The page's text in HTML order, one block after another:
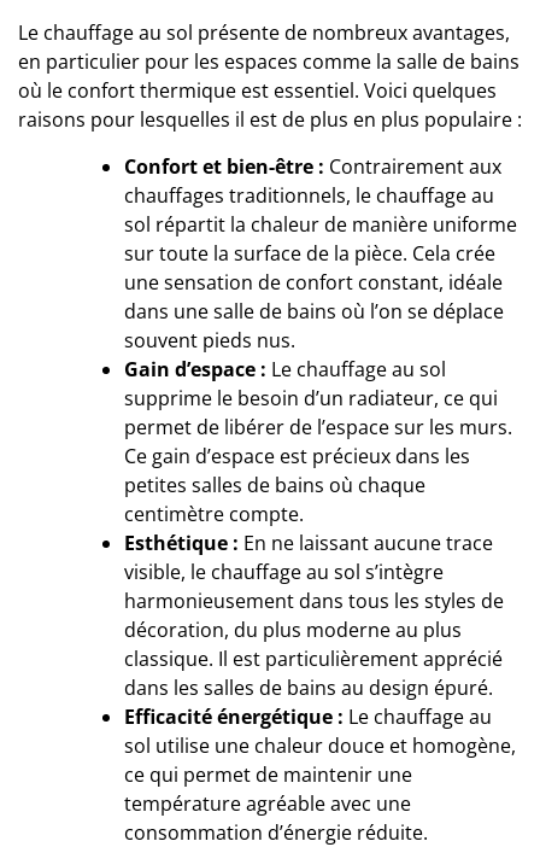
Le chauffage au sol présente de nombreux avantages,
en particulier pour les espaces comme la salle de bains
où le confort thermique est essentiel. Voici quelques
raisons pour lesquelles il est de plus en plus populaire :
Confort et bien-être : Contrairement aux
chauffages traditionnels, le chauffage au
sol répartit la chaleur de manière uniforme
sur toute la surface de la pièce. Cela crée
une sensation de confort constant, idéale
dans une salle de bains où l’on se déplace
souvent pieds nus.
Gain d’espace : Le chauffage au sol
supprime le besoin d’un radiateur, ce qui
permet de libérer de l’espace sur les murs.
Ce gain d’espace est précieux dans les
petites salles de bains où chaque
centimètre compte.
Esthétique : En ne laissant aucune trace
visible, le chauffage au sol s’intègre
harmonieusement dans tous les styles de
décoration, du plus moderne au plus
classique. Il est particulièrement apprécié
dans les salles de bains au design épuré.
Efficacité énergétique : Le chauffage au
sol utilise une chaleur douce et homogène,
ce qui permet de maintenir une
température agréable avec une
consommation d’énergie réduite.